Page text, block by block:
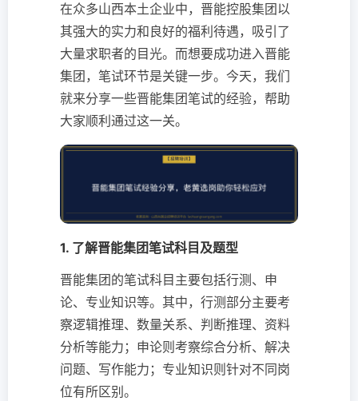
在众多山西本土企业中，晋能控股集团以
其强大的实力和良好的福利待遇，吸引了
大量求职者的目光。而想要成功进入晋能
集团，笔试环节是关键一步。今天，我们
就来分享一些晋能集团笔试的经验，帮助
大家顺利通过这一关。
1. 了解晋能集团笔试科目及题型
晋能集团的笔试科目主要包括行测、申
论、专业知识等。其中，行测部分主要考
察逻辑推理、数量关系、判断推理、资料
分析等能力；申论则考察综合分析、解决
问题、写作能力；专业知识则针对不同岗
位有所区别。